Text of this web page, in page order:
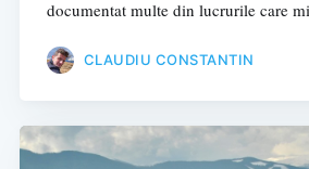
documentat multe din lucrurile care
CLAUDIU CONSTANTIN